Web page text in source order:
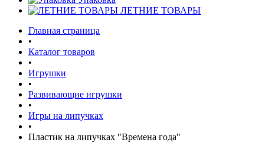
ЛЕТНИЕ ТОВАРЫ
Главная страница
•
Каталог товаров
•
Игрушки
•
Развивающие игрушки
•
Игры на липучках
•
Пластик на липучках "Времена года"